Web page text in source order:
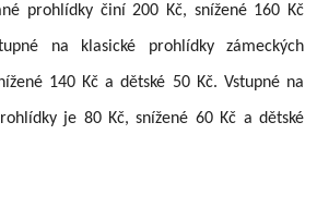
prohlídky činí 200 Kč, snížené 160 Kč
na klasické prohlídky zámeckých
140 Kč a dětské 50 Kč. Vstupné na
je 80 Kč, snížené 60 Kč a dětské